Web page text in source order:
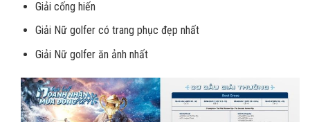
Giải cống hiến
Giải Nữ golfer có trang phục đẹp nhất
Giải Nữ golfer ăn ảnh nhất